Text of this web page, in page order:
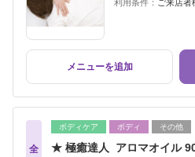
利用条件： ご来店者
メニューを追加
全
ボディケア ボディ その他
★ 極癒達人 アロマオイル